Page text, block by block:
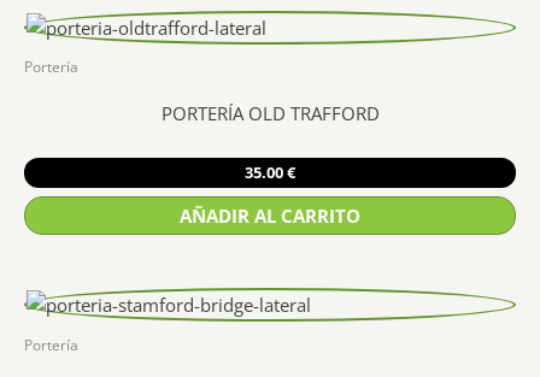
Portería
PORTERÍA OLD TRAFFORD
35.00€
AÑADIR AL CARRITO
Portería